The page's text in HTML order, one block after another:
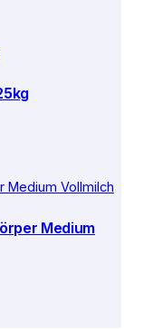
Medium